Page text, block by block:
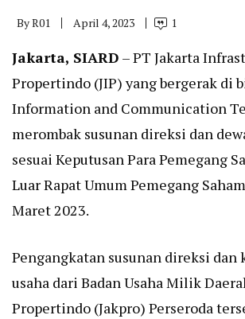
ByR01 April 4, 2023 1
Jakarta, SIARD – PT Jakarta
Propertindo (JIP) yang bergerak di
Information and Communication
merombak susunan direksi dan
sesuai Keputusan Para Pemegang
Luar Rapat Umum Pemegang
Maret 2023.
Pengangkatan susunan direksi dan
usaha dari Badan Usaha Milik
Propertindo (Jakpro) Perseroda